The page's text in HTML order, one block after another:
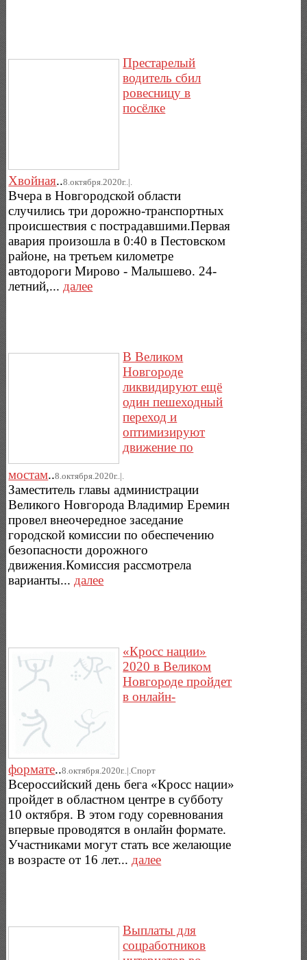
Престарелый
водитель сбил
ровесницу в
посёлке
Хвойная..8.октября.2020г..|.
Вчера в Новгородской области
случились три дорожно-транспортных
происшествия с пострадавшими.Первая
авария произошла в 0:40 в Пестовском
районе, на третьем километре
автодороги Мирово - Малышево. 24-
летний,... далее
В Великом
Новгороде
ликвидируют ещё
один пешеходный
переход и
оптимизируют
движение по
мостам..8.октября.2020г..|.
Заместитель главы администрации
Великого Новгорода Владимир Еремин
провел внеочередное заседание
городской комиссии по обеспечению
безопасности дорожного
движения.Комиссия рассмотрела
варианты...далее
«Кросс нации»
2020 в Великом
Новгороде пройдет
в онлайн-
формате..8.октября.2020г..|.Спорт
Всероссийский день бега «Кросс нации»
пройдет в областном центре в субботу
10 октября. В этом году соревнования
впервые проводятся в онлайн формате.
Участниками могут стать все желающие
в возрасте от 16 лет... далее
Выплаты для
соцработников